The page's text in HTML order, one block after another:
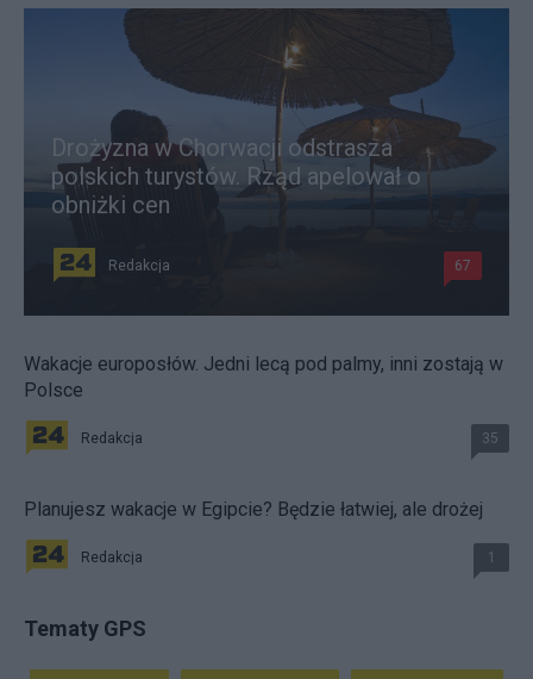
Drożyzna w Chorwacji odstrasza
polskich turystów. Rząd apelował o
obniżki cen
Redakcja 67
Wakacje europosłów. Jedni lecą pod palmy, inni zostają w
Polsce
Redakcja 35
Planujesz wakacje w Egipcie? Będzie łatwiej, ale drożej
Redakcja 1
Tematy GPS